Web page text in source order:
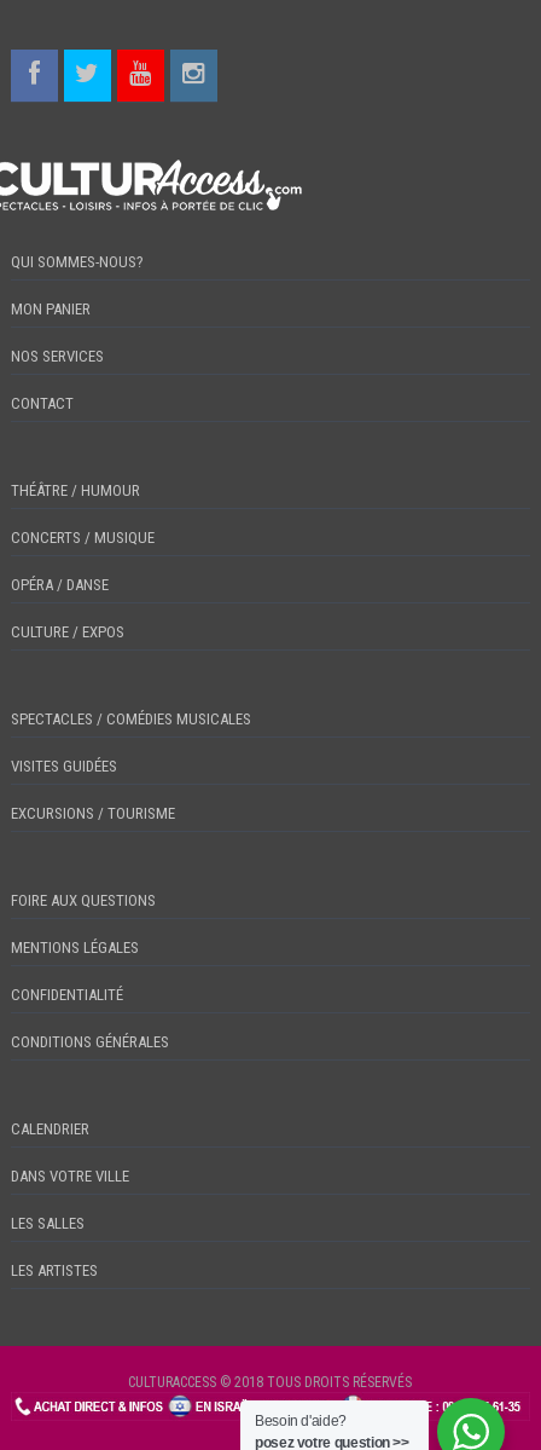
QUI SOMMES-NOUS?
MON PANIER
NOS SERVICES
CONTACT
THÉÂTRE / HUMOUR
CONCERTS / MUSIQUE
OPÉRA / DANSE
CULTURE / EXPOS
SPECTACLES / COMÉDIES MUSICALES
VISITES GUIDÉES
EXCURSIONS / TOURISME
FOIRE AUX QUESTIONS
MENTIONS LÉGALES
CONFIDENTIALITÉ
CONDITIONS GÉNÉRALES
CALENDRIER
DANS VOTRE VILLE
LES SALLES
LES ARTISTES
CULTURACCESS © 2018 TOUS DROITS RÉSERVÉS
CHECKIN
Besoin d'aide?
posez votre question >>